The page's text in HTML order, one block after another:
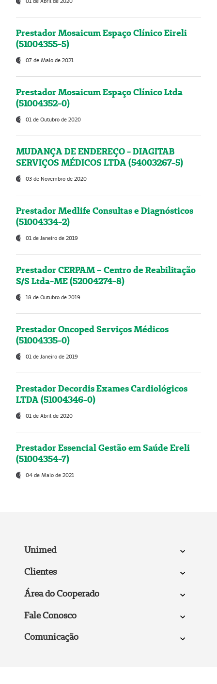
Prestador Mosaicum Espaço Clínico Eireli
(51004355-5)
07 de Maio de 2021
Prestador Mosaicum Espaço Clínico Ltda
(51004352-0)
01 de Outubro de 2020
MUDANÇA DE ENDEREÇO - DIAGITAB
SERVIÇOS MÉDICOS LTDA (54003267-5)
03 de Novembro de 2020
Prestador Medlife Consultas e Diagnósticos
(51004334-2)
01 de Janeiro de 2019
Prestador CERPAM – Centro de Reabilitação
S/S Ltda-ME (52004274-8)
18 de Outubro de 2019
Prestador Oncoped Serviços Médicos
(51004335-0)
01 de Janeiro de 2019
Prestador Decordis Exames Cardiológicos
LTDA (51004346-0)
01 de Abril de 2020
Prestador Essencial Gestão em Saúde Ereli
(51004354-7)
04 de Maio de 2021
Unimed
Clientes
Área do Cooperado
Fale Conosco
Comunicação